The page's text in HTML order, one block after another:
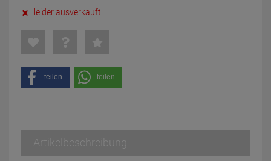
leider ausverkauft
teilen teilen
Artikelbeschreibung